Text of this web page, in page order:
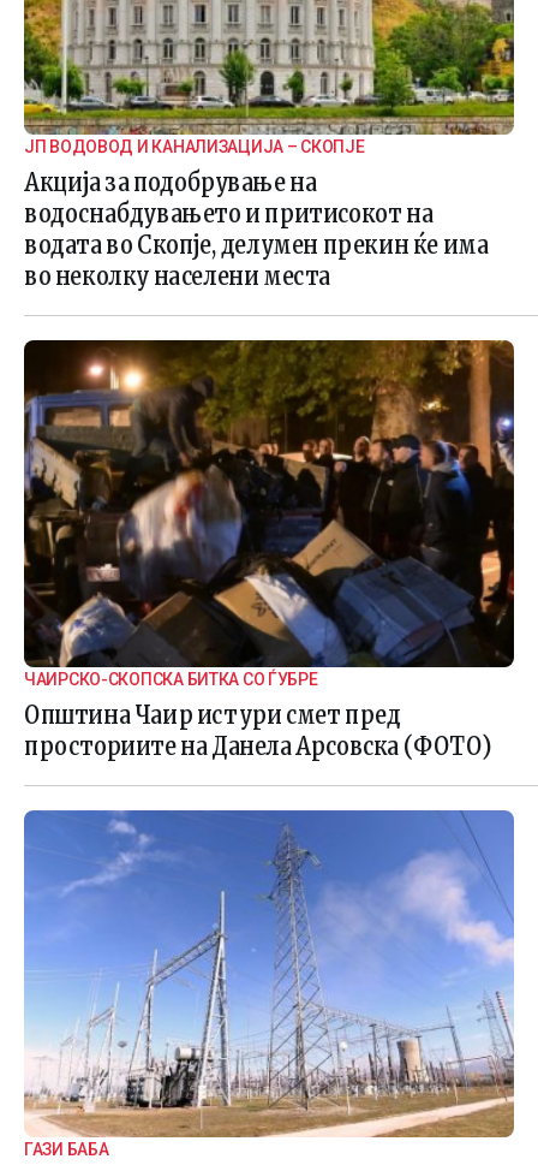
ЈП ВОДОВОД И КАНАЛИЗАЦИЈА – СКОПЈЕ
Акција за подобрување на
водоснабдувањето и притисокот на
водата во Скопје, делумен прекин ќе има
во неколку населени места
ЧАИРСКО-СКОПСКА БИТКА СО ЃУБРЕ
Општина Чаир истури смет пред
просториите на Данела Арсовска (ФОТО)
ГАЗИ БАБА